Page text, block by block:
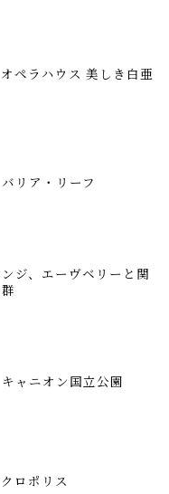
ペラハウス 美しき白亜
リア・リーフ
ジ、エーヴベリーと関
ャニオン国立公園
ロポリス